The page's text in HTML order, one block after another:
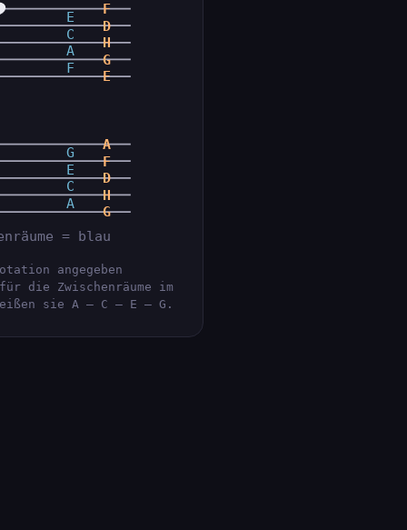
F
D
H
G
E
E
C
A
F
A
F
D
H
G
G
E
C
A
= blau
angegeben
die Zwischenräume im
sie A – C – E – G.